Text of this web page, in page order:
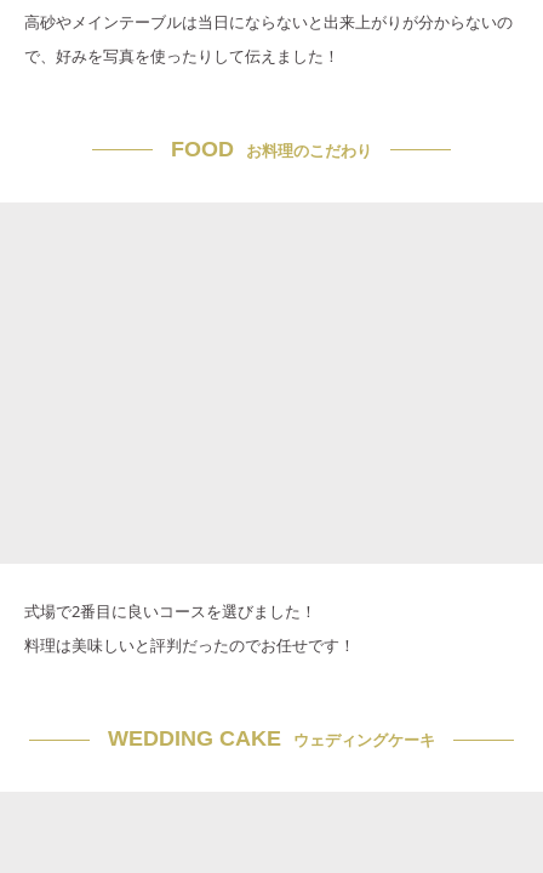
高砂やメインテーブルは当日にならないと出来上がりが分からないの
で、好みを写真を使ったりして伝えました！
FOOD お料理のこだわり
式場で2番目に良いコースを選びました！
料理は美味しいと評判だったのでお任せです！
WEDDING CAKE ウェディングケーキ